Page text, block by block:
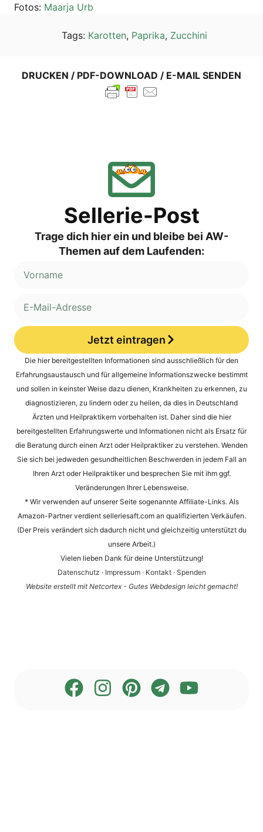
Fotos: Maar­ja Urb
Tags: Karotten, Paprika, Zucchini
DRUCKEN / PDF-DOWNLOAD / E-MAIL SENDEN
Sellerie-Post
Trage dich hier ein und bleibe bei AW-
Themen auf dem Laufenden:
Jetzt eintragen
Alternative:
Die hier bereitgestellten Informationen sind ausschließlich für den
Erfahrungsaustausch und für allgemeine Informationszwecke bestimmt
und sollen in keinster Weise dazu dienen, Krankheiten zu erkennen, zu
diagnostizieren, zu lindern oder zu heilen, da dies in Deutschland
Ärzten und Heilpraktikern vorbehalten ist. Daher sind die hier
bereitgestellten Erfahrungswerte und Informationen nicht als Ersatz für
die Beratung durch einen Arzt oder Heilpraktiker zu verstehen. Wenden
Sie sich bei jedweden gesundheitlichen Beschwerden in jedem Fall an
Ihren Arzt oder Heilpraktiker und besprechen Sie mit ihm ggf.
Veränderungen Ihrer Lebensweise.
* Wir verwenden auf unserer Seite sogenannte Affiliate-Links. Als
Amazon-Partner verdient selleriesaft.com an qualifizierten Verkäufen.
(Der Preis verändert sich dadurch nicht und gleichzeitig unterstützt du
unsere Arbeit.)
Vielen lieben Dank für deine Unterstützung!
Datenschutz · Impressum· Kontakt· Spenden
Website erstellt mit Netcortex - Gutes Webdesign leicht gemacht!